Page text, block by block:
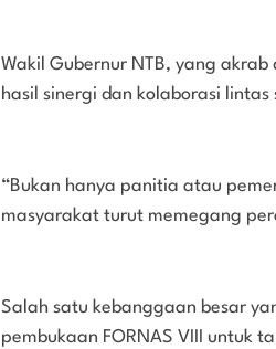
Wakil Gubernur NTB, yang
hasil sinergi dan kolaborasi lintas
“Bukan hanya panitia atau
masyarakat turut memegang
Salah satu kebanggaan besar
pembukaan FORNAS VIII untuk